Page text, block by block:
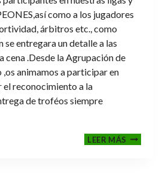
como a los jugadores
árbitros etc., como
entregara un detalle a las
cena .Desde la Agrupación de
animamos a participar en
reconocimiento a la
de troféos siempre
LEER MÁSCENA-